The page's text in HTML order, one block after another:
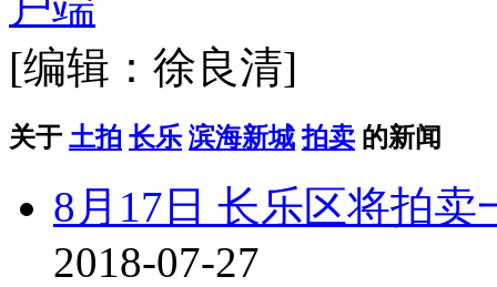
[编辑：徐良清]
关于 土拍 长乐 滨海新城 拍卖 的新闻
8月17日 长乐区将拍
2018-07-27